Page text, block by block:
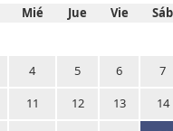
Mié Jue Vie Sáb
4 5 6 7
11 12 13 14